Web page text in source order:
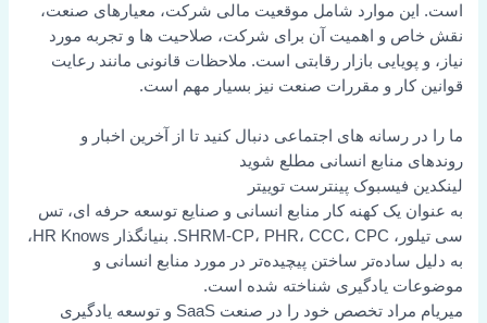
است. این موارد شامل موقعیت مالی شرکت، معیارهای صنعت،
نقش خاص و اهمیت آن برای شرکت، صلاحیت ها و تجربه مورد
نیاز، و پویایی بازار رقابتی است. ملاحظات قانونی مانند رعایت
قوانین کار و مقررات صنعت نیز بسیار مهم است.
ما را در رسانه های اجتماعی دنبال کنید تا از آخرین اخبار و
روندهای منابع انسانی مطلع شوید
لینکدین فیسبوک پینترست توییتر
به عنوان یک کهنه کار منابع انسانی و صنایع توسعه حرفه ای، تس
سی تیلور، SHRM-CP، PHR، CCC، CPC. بنیانگذار HR Knows،
به دلیل ساده‌تر ساختن پیچیده‌تر در مورد منابع انسانی و
موضوعات یادگیری شناخته شده است.
میریام مراد تخصص خود را در صنعت SaaS و توسعه یادگیری